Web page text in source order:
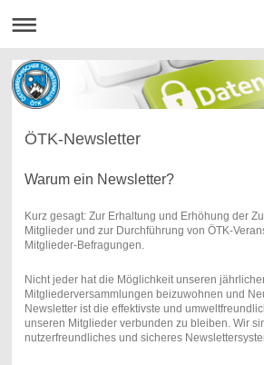
ÖTK-Newsletter
Warum ein Newsletter?
Kurz gesagt: Zur Erhaltung und Erhöhung der
Mitglieder und zur Durchführung von ÖTK-
Mitglieder-Befragungen.
Nicht jeder hat die Möglichkeit unseren
Mitgliederversammlungen beizuwohnen und
Newsletter ist die effektivste und
unseren Mitglieder verbunden zu bleiben. Wir
nutzerfreundliches und sicheres